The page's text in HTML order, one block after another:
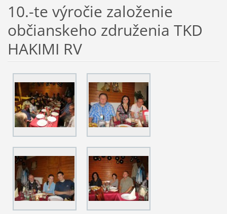
10.-te výročie založenie
občianskeho združenia TKD
HAKIMI RV